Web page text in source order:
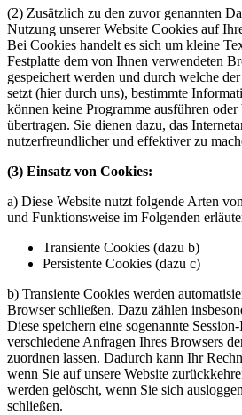
(2) Zusätzlich zu den zuvor genannten
Nutzung unserer Website Cookies auf
Bei Cookies handelt es sich um kleine
Festplatte dem von Ihnen verwendeten
gespeichert werden und durch welche
setzt (hier durch uns), bestimmte
können keine Programme ausführen
übertragen. Sie dienen dazu, das
nutzerfreundlicher und effektiver zu
(3) Einsatz von Cookies:
a) Diese Website nutzt folgende Arten
und Funktionsweise im Folgenden
Transiente Cookies (dazu b)
Persistente Cookies (dazu c)
b) Transiente Cookies werden
Browser schließen. Dazu zählen
Diese speichern eine sogenannte
verschiedene Anfragen Ihres Browsers
zuordnen lassen. Dadurch kann Ihr
wenn Sie auf unsere Website
werden gelöscht, wenn Sie sich
schließen.